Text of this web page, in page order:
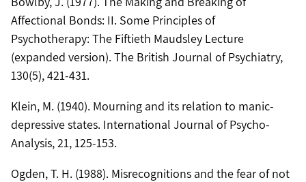
Affectional Bonds: II. Some Principles of
Psychotherapy: The Fiftieth Maudsley Lecture
(expanded version). The British Journal of Psychiatry,
Klein, M. (1940). Mourning and its relation to manic-
depressive states. International Journal of Psycho-
Ogden, T. H. (1988). Misrecognitions and the fear of not